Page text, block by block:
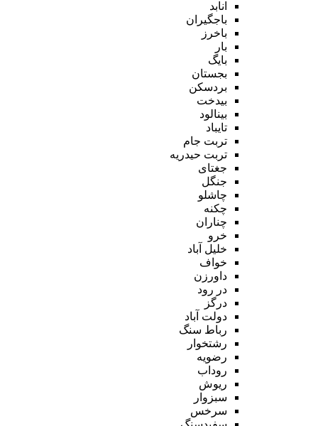
انابد
باجگیران
باخرز
بار
بایگ
بجستان
بردسکن
بیدخت
بینالود
تایباد
تربت جام
تربت حیدریه
جغتای
جنگل
چاشلو
چکنه
چناران
خرو
خلیل آباد
خواف
داورزن
در رود
درگز
دولت آباد
رباط سنگ
رشتخوار
رضویه
روداب
ریوش
سبزوار
سرخس